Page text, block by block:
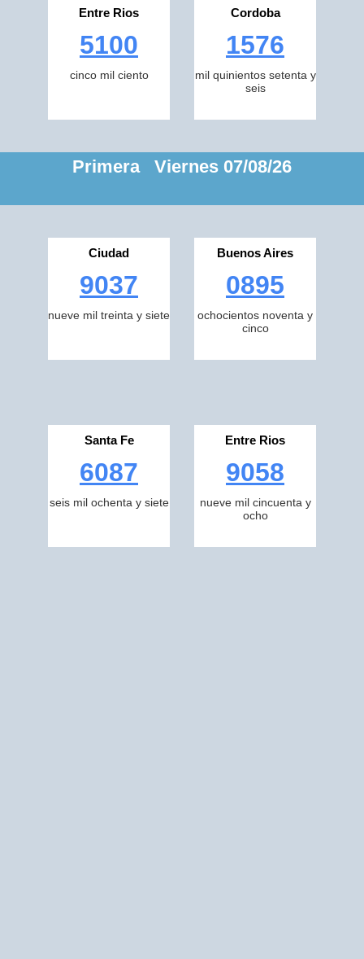
Entre Rios
5100
cinco mil ciento
Cordoba
1576
mil quinientos setenta y
seis
Primera Viernes 07/08/26
Ciudad
9037
nueve mil treinta y siete
Buenos Aires
0895
ochocientos noventa y
cinco
Santa Fe
6087
seis mil ochenta y siete
Entre Rios
9058
nueve mil cincuenta y
ocho